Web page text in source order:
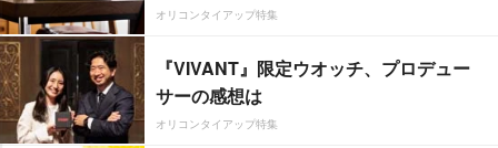
オリコンタイアップ特集
『VIVANT』限定ウオッチ、プロデュー
サーの感想は
オリコンタイアップ特集